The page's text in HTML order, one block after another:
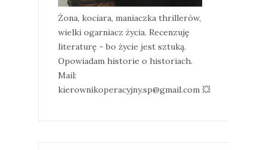
Żona, kociara, maniaczka thrillerów,
wielki ogarniacz życia. Recenzuję
literaturę - bo życie jest sztuką.
Opowiadam historie o historiach.
Mail:
kierownikoperacyjny.sp@gmail.com 💥